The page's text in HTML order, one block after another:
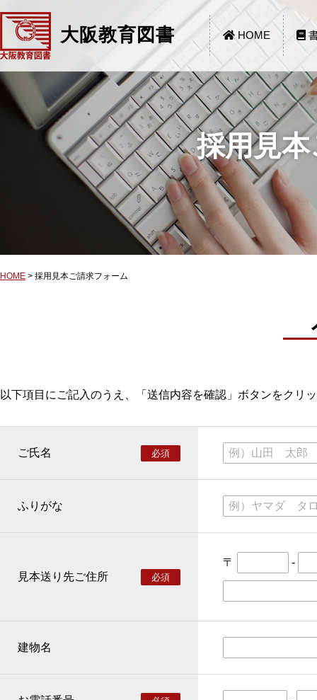
大阪教育図書 HOME
採用見
HOME > 採用見本ご請求フォーム
以下項目にご記入のうえ、「送信内容を確認」ボタンをクリ
ご氏名 必須
ふりがな
見本送り先ご住所 必須
〒 -
建物名